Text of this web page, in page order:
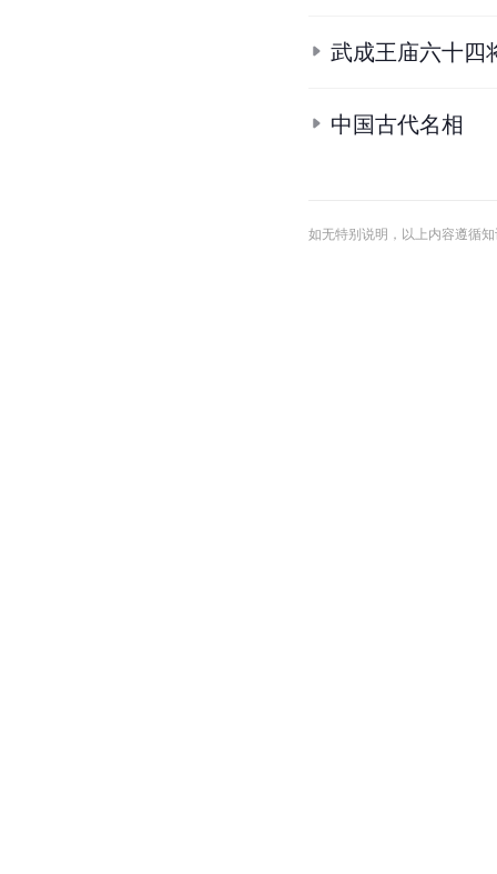
武成王庙六十四
中国古代名相
如无特别说明，以上内容遵循